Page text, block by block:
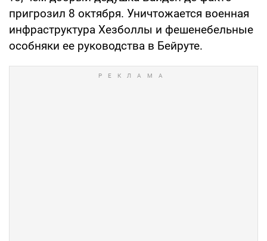
пригрозил 8 октября. Уничтожается военная
инфраструктура Хезболлы и фешенебельные
особняки ее руководства в Бейруте.